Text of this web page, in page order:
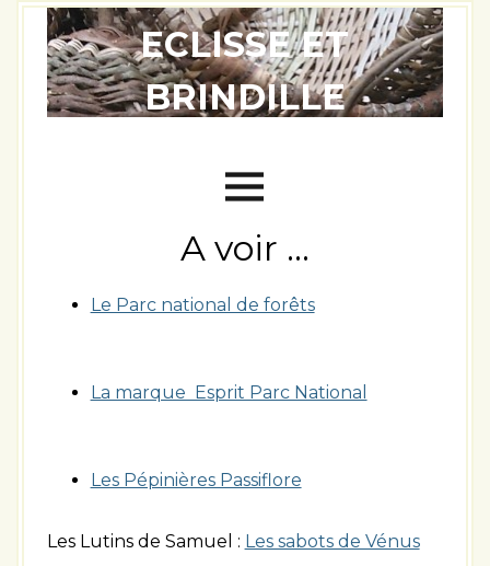
ECLISSE ET
BRINDILLE
A voir …
Le Parc national de forêts
La marque Esprit Parc National
Les Pépinières Passiflore
Les Lutins de Samuel : Les sabots de Vénus